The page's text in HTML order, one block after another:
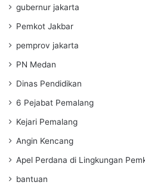
gubernur jakarta
Pemkot Jakbar
pemprov jakarta
PN Medan
Dinas Pendidikan
6 Pejabat Pemalang
Kejari Pemalang
Angin Kencang
Apel Perdana di Lingkungan
bantuan